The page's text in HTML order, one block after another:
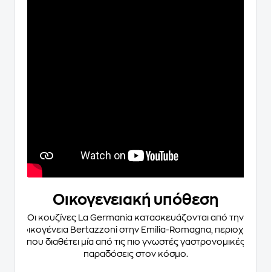
Οικογενειακή υπόθεση
Οι κουζίνες La Germania κατασκευάζονται από την
οικογένεια Bertazzoni στην Emilia-Romagna, περιοχή
που διαθέτει μία από τις πιο γνωστές γαστρονομικές
παραδόσεις στον κόσμο.